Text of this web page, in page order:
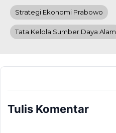
Strategi Ekonomi Prabowo
Tata Kelola Sumber Daya Alam
Tulis Komentar